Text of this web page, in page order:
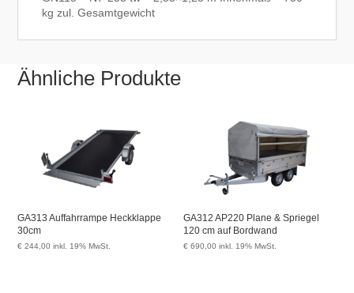
kg zul. Gesamtgewicht
Ähnliche Produkte
GA313 Auffahrrampe Heckklappe
30cm
€ 244,00 inkl. 19% MwSt.
GA312 AP220 Plane & Spriegel
120 cm auf Bordwand
€ 690,00 inkl. 19% MwSt.